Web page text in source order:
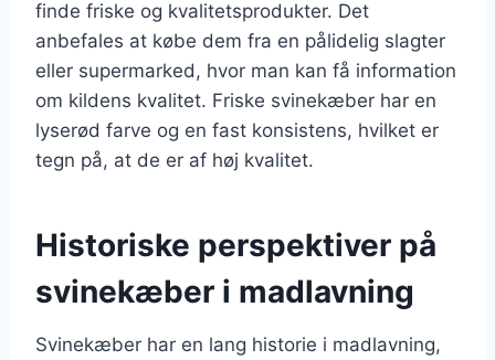
finde friske og kvalitetsprodukter. Det
anbefales at købe dem fra en pålidelig slagter
eller supermarked, hvor man kan få information
om kildens kvalitet. Friske svinekæber har en
lyserød farve og en fast konsistens, hvilket er
tegn på, at de er af høj kvalitet.
Historiske perspektiver på
svinekæber i madlavning
Svinekæber har en lang historie i madlavning,